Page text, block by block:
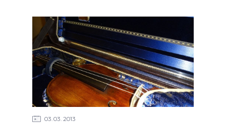
03 03 2013